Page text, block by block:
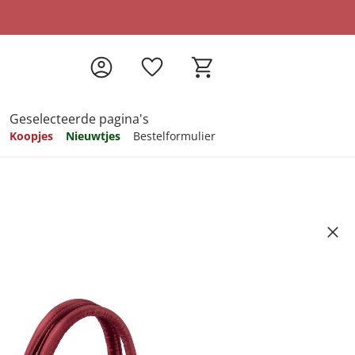
Geselecteerde pagina's
Koopjes Nieuwtjes Bestelformulier